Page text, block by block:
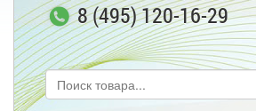
8 (495) 120-16-29